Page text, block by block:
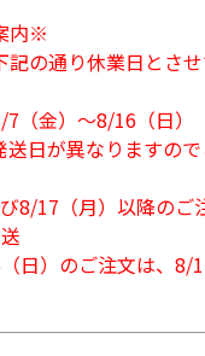
内※
の通り休業日とさ
（金）～8/16（日）
送日が異なりますの
8/17（月）以降のご
日）のご注文は、8/